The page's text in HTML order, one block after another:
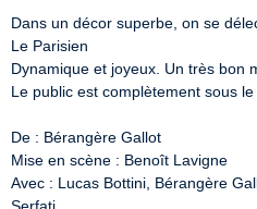
Dans un décor superbe, on se
Le Parisien
Dynamique et joyeux. Un très bon
Le public est complètement sous
De : Bérangère Gallot
Mise en scène : Benoît Lavigne
Avec : Lucas Bottini, Bérangère